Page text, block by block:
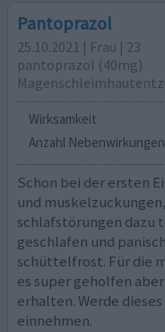
Pantoprazol
25.10.2021 | Frau | 23
pantoprazol (40mg)
Wirksamkeit
Anzahl Nebenwirkungen
Schon bei der ersten
und
schlafstörungen dazu
geschlafen und
schüttelfrost. Für die
es super geholfen
erhalten. Werde
einnehmen.